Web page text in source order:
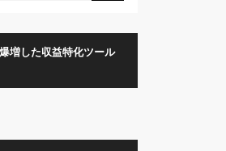
増した収益特化ツール